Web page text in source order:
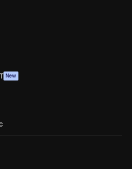
New